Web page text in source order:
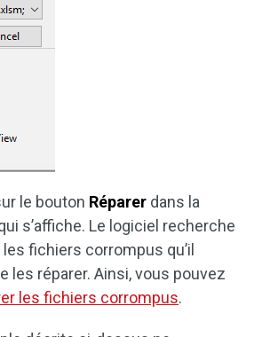
le bouton Réparer dans la
s’affiche. Le logiciel recherche
fichiers corrompus qu’il
les réparer. Ainsi, vous pouvez
les fichiers corrompus.